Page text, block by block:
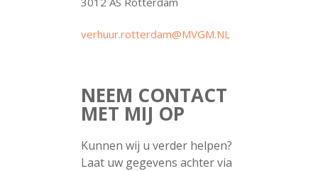
verhuur.rotterdam@MVGM.NL
NEEM CONTACT
MET MIJ OP
Kunnen wij u verder helpen?
Laat uw gegevens achter via